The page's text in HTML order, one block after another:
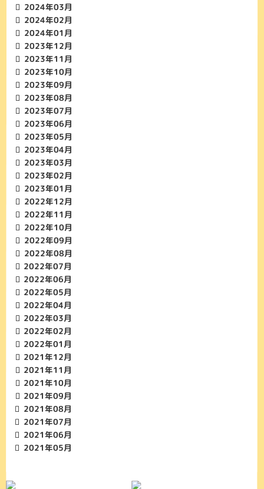
2024年03月
2024年02月
2024年01月
2023年12月
2023年11月
2023年10月
2023年09月
2023年08月
2023年07月
2023年06月
2023年05月
2023年04月
2023年03月
2023年02月
2023年01月
2022年12月
2022年11月
2022年10月
2022年09月
2022年08月
2022年07月
2022年06月
2022年05月
2022年04月
2022年03月
2022年02月
2022年01月
2021年12月
2021年11月
2021年10月
2021年09月
2021年08月
2021年07月
2021年06月
2021年05月